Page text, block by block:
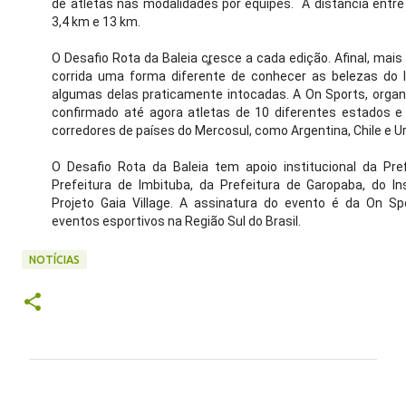
de atletas nas modalidades por equipes. A distância
3,4 km e 13 km.
O Desafio Rota da Baleia cresce a cada edição. Afinal,
corrida uma forma diferente de conhecer as belezas do
algumas delas praticamente intocadas. A On Sports,
confirmado até agora atletas de 10 diferentes estados
corredores de países do Mercosul, como Argentina, Chile e
O Desafio Rota da Baleia tem apoio institucional da
Prefeitura de Imbituba, da Prefeitura de Garopaba, do
Projeto Gaia Village. A assinatura do evento é da On
eventos esportivos na Região Sul do Brasil.
NOTÍCIAS